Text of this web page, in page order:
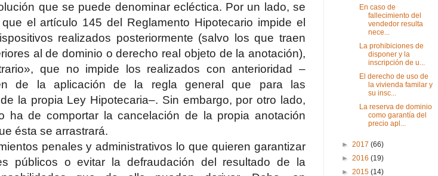
que se puede denominar ecléctica. Por un lado, se
el artículo 145 del Reglamento Hipotecario impide el
realizados posteriormente (salvo los que traen
al de dominio o derecho real objeto de la anotación),
que no impide los realizados con anterioridad –
de la aplicación de la regla general que para las
la propia Ley Hipotecaria–. Sin embargo, por otro lado,
ha de comportar la cancelación de la propia anotación
ésta se arrastrará.
penales y administrativos lo que quieren garantizar
públicos o evitar la defraudación del resultado de la
En caso de
fallecimiento del
vendedor resulta
nece...
La prohibiciones de
disponer y la
inscripción de u...
El derecho de uso de
la vivienda familar y
su insc...
La reserva de dominio
como garantía del
precio apl...
► 2017 (66)
► 2016 (19)
► 2015 (14)